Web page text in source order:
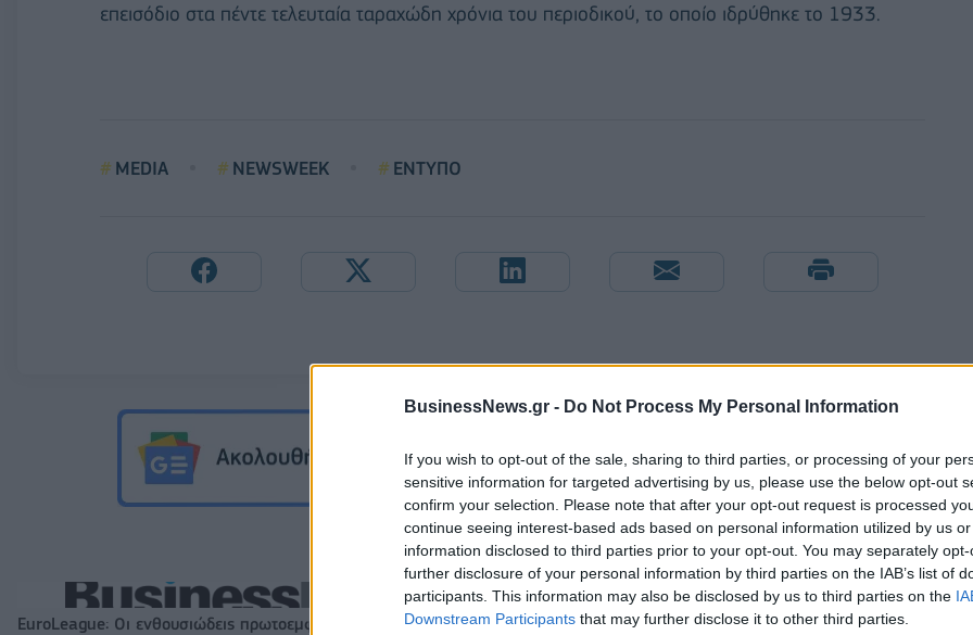
BusinessNews.gr - Do Not Process My Personal Information
If you wish to opt-out of the sale, sharing to third parties, or processing of your
sensitive information for targeted advertising by us, please use the below opt-out
confirm your selection. Please note that after your opt-out request is processed
continue seeing interest-based ads based on personal information utilized by us
information disclosed to third parties prior to your opt-out. You may separately
further disclosure of your personal information by third parties on the IAB’s list of
participants. This information may also be disclosed by us to third parties on the
Downstream Participants that may further disclose it to other third parties.
επεισόδιο στα πέντε τελευταία ταραχώδη χρόνια του περιοδικού, το οποίο ιδρύθηκε το 1933.
MEDIA NEWSWEEK ΕΝΤΥΠΟ
EuroLeague: Οι ενθουσιώδεις πρωτοεμφανιζόμενοι
Ευρωπαϊκό Κορασίδων Β' Κατηγορίας: Πρεμιέρα με νίκη για